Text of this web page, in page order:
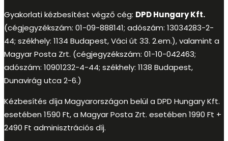
Gyakorlati kézbesítést végző cég: DPD Hungary Kft.
(cégjegyzékszám: 01-09-888141; adószám: 13034283-2-
44; székhely: 1134 Budapest, Váci út 33. 2.em.), valamint a
Magyar Posta Zrt. (cégjegyzékszám: 01-10-042463;
adószám: 10901232-4-44; székhely: 1138 Budapest,
Dunavirág utca 2-6.)
Kézbesítés díja Magyarországon belül a DPD Hungary Kft.
esetében 1590 Ft, a Magyar Posta Zrt. esetében 1990 Ft +
2490 Ft adminisztrációs díj.